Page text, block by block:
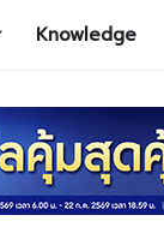
Knowledge